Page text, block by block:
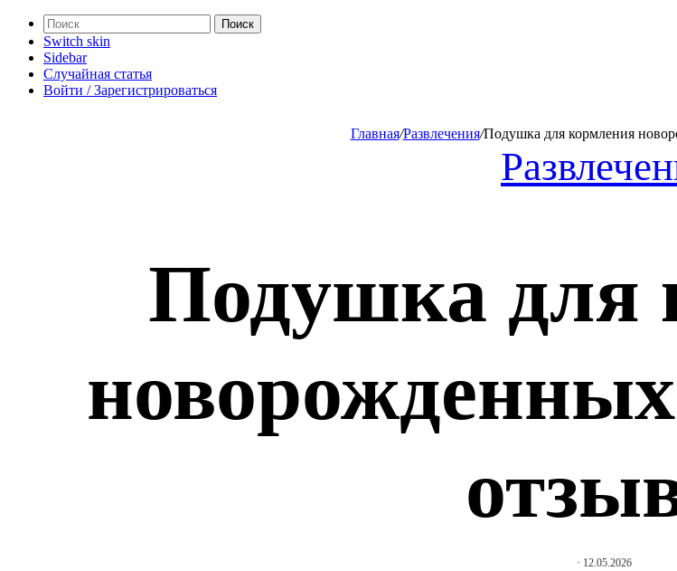
Поиск
Switch skin
Sidebar
Случайная статья
Войти / Зарегистрироваться
Главная/Развлечения/Подушка для кормления
Подушка для
12.05.2026